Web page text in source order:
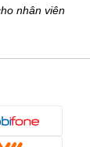
nhân viên